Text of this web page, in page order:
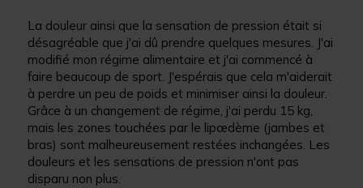
La douleur ainsi que la sensation de pression était si
désagréable que j'ai dû prendre quelques mesures. J'ai
modifié mon régime alimentaire et j'ai commencé à
faire beaucoup de sport. J'espérais que cela m'aiderait
à perdre un peu de poids et minimiser ainsi la douleur.
Grâce à un changement de régime, j'ai perdu 15 kg,
mais les zones touchées par le lipœdème (jambes et
bras) sont malheureusement restées inchangées. Les
douleurs et les sensations de pression n'ont pas
disparu non plus.